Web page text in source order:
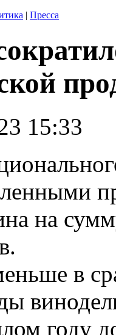
| Пресса
15:33
на
в
году